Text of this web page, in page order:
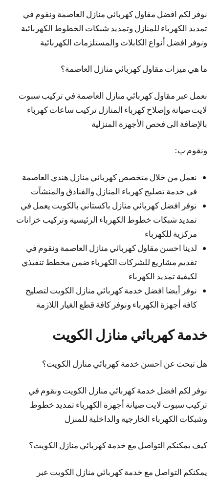
نوفر لكم افضل مقاول كهربائي منازل العاصمة ونقوم في
تمديد الكهرباء للمنازل وتمديد شبكات الخطوط الكهربائية
ونوفر افضل أنواع الكابلات والمستلزمات الكهربائية
ما هي ميزات مقاول كهربائي منازل العاصمة؟
نعمل عبر مقاول كهربائي منازل العاصمة في تركيب سبوت
لايت صيانة وإصلاح كهرباء المنازل تركيب ساعات كهرباء
بالإضافة الى فحص الأجهزة المنزلية
ونقوم ب:
نعمل من خلال متخصص كهربائي منازل هندي العاصمة
في خدمة تصليح كهرباء المنازل والفنادق والمنشآت
نوفر افضل كهربائي منازل باكستاني بالكويت يعمل في
تمديد شبكات خطوط الكهرباء الرئيسية وتركيب خزانات
مركزية للكهرباء
لدينا احسن مقاول كهربائي منازل العاصمة ونقوم في
تقديم مشاريع للشركات الكهرباء ضمن مخطط تنفيذي
لكيفية تمديد الكهرباء
نوفر أيضا افضل خدمة كهربائي منازل الكويت لتصليح
كافة أجهزة الكهرباء ونوفر كافة قطع الغيار اللازمة
خدمة كهربائي منازل الكويت
هل تبحث عن احسن خدمة كهربائي منازل الكويت؟
نوفر لكم افضل خدمة كهربائي منازل الكويت ونقوم في
تركيب سبوت لايت صيانة أجهزة الكهرباء تمديد خطوط
وشبكات الكهرباء الخارجية والداخلية للمنزل
كيف يمكنكم التواصل مع خدمة كهربائي منازل الكويت؟
يمكنكم التواصل مع خدمة كهربائي منازل الكويت عبر